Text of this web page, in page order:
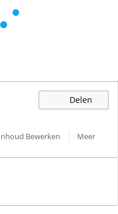
Delen
Bewerken
Meer